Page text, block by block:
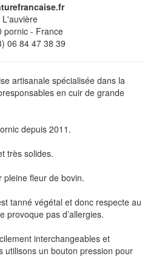
L'auvière
pornic- France
06 84 47 38 39
artisanale spécialisée dans la
en cuir de grande
depuis 2011.
très solides.
pleine fleur de bovin.
tanné végétal et donc respecte au
provoque pas d’allergies.
interchangeables et
utilisons un bouton pression pour